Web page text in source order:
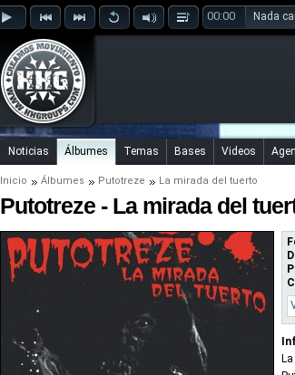
00:00 Nada
Noticias Álbumes Temas Bases Videos
Inicio Álbumes Putotreze La mirada del tuerto
Putotreze - La mirada del